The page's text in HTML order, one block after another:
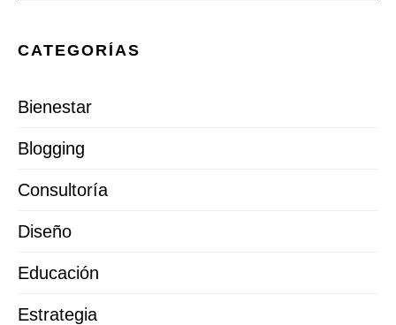
CATEGORÍAS
Bienestar
Blogging
Consultoría
Diseño
Educación
Estrategia